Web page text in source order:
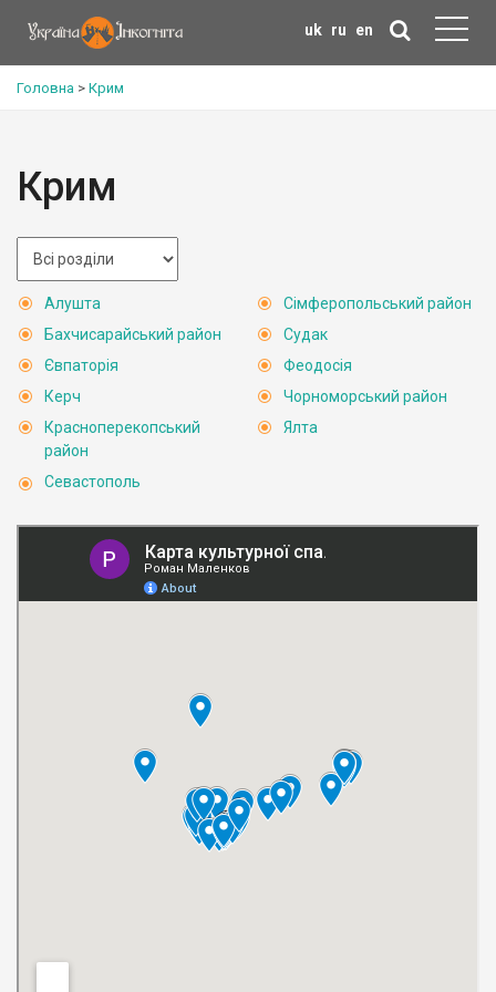
uk ru en
Головна > Крим
Крим
Алушта
Бахчисарайський район
Євпаторія
Керч
Красноперекопський
район
Севастополь
Сімферопольський район
Судак
Феодосія
Чорноморський район
Ялта